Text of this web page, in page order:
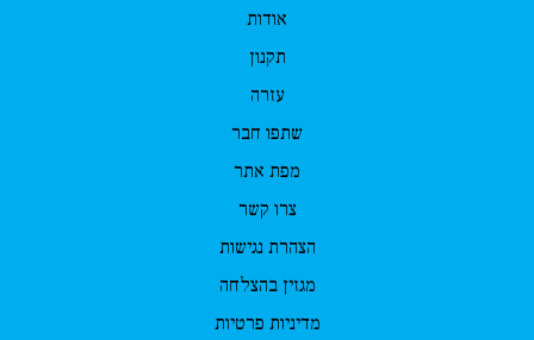
אודות
תקנון
עזרה
שתפו חבר
מפת אתר
צרו קשר
הצהרת נגישות
מגזין בהצלחה
מדיניות פרטיות